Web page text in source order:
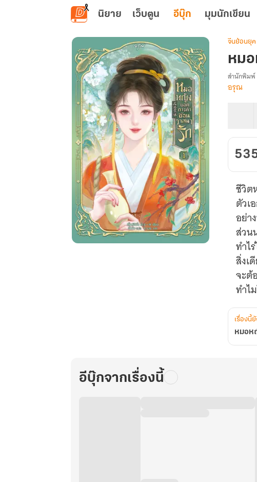
ข้ามไปยังเนื้อหาหลัก
นิยาย เว็บตูน อีบุ๊ก มุมนักเขียน
จีนย้อนยุค
หม
เรื่อง
หมอ
ค้า
ซ่อน
วาสนา
รัก
แปล]
สำนักพิมพ์
อรุณ
ชีวิต
ตัวเ
อย่า
ส่วน
ทำไ
สิ่งเ
จะต้
ทำไ
เรื่องนี้
หมอห
อีบุ๊กจากเรื่องนี้